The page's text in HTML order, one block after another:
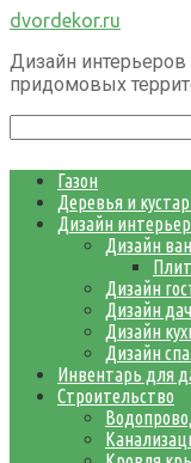
Перейти
контенту
dvordekor.ru
Дизайн интерьеров
придомовых
Газон
Деревья и
Дизайн
Дизайн
Дизайн
Дизайн
Дизайн
Дизайн
Инвентарь для
Строительство